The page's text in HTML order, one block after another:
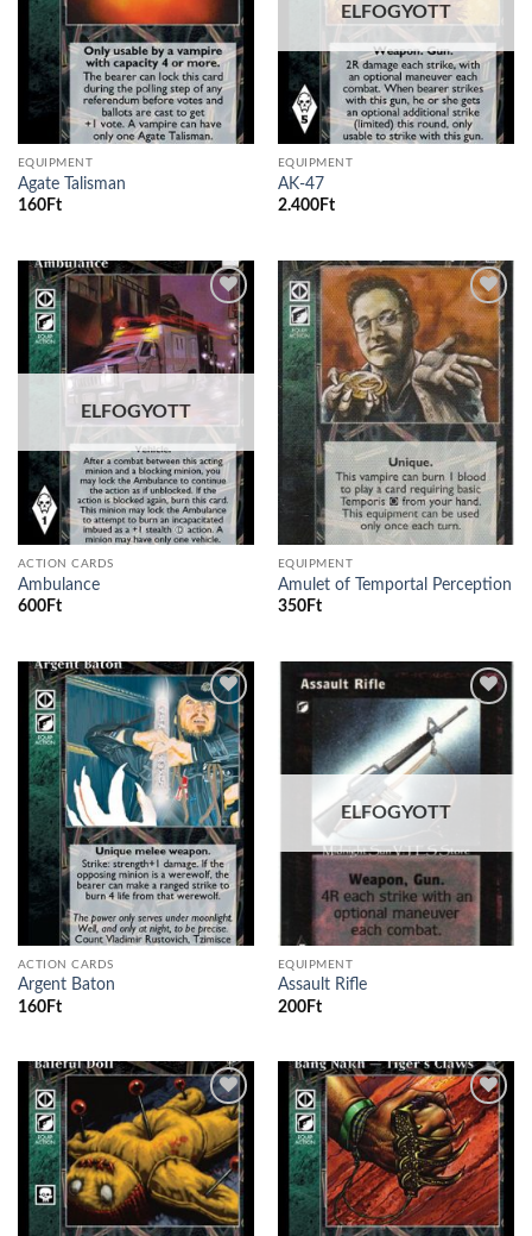
EQUIPMENT
Agate Talisman
160Ft
ELFOGYOTT
EQUIPMENT
AK-47
2.400Ft
Add to
wishlist
ELFOGYOTT
ACTION CARDS
Ambulance
600Ft
Add to
wishlist
EQUIPMENT
Amulet of Temportal Perception
350Ft
Add to
wishlist
ACTION CARDS
Argent Baton
160Ft
Add to
wishlist
ELFOGYOTT
EQUIPMENT
Assault Rifle
200Ft
Add to
wishlist
Add to
wishlist